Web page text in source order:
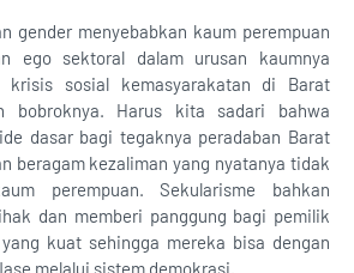
gender menyebabkan kaum perempuan
ego sektoral dalam urusan kaumnya
krisis sosial kemasyarakatan di Barat
bobroknya. Harus kita sadari bahwa
dasar bagi tegaknya peradaban Barat
beragam kezaliman yang nyatanya tidak
perempuan. Sekularisme bahkan
dan memberi panggung bagi pemilik
kuat sehingga mereka bisa dengan
melalui sistem demokrasi.